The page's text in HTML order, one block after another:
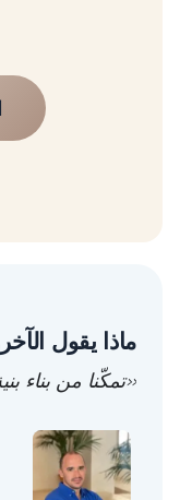
ماذا يقول
«تمكّنا من بناء